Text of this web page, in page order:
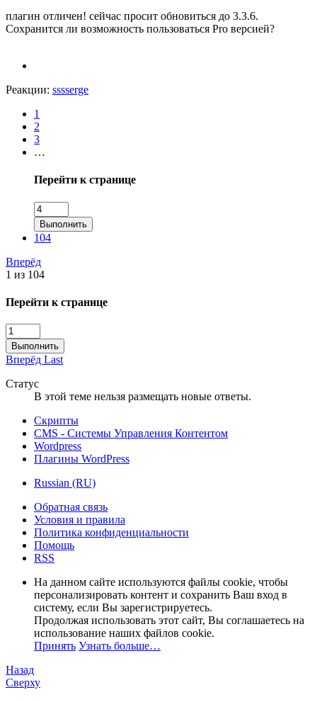
плагин отличен! сейчас просит обновиться до 3.3.6.
Сохранится ли возможность пользоваться Pro версией?
Реакции: sssserge
1
2
3
…
Перейти к странице
Выполнить
104
Вперёд
1 из 104
Перейти к странице
Выполнить
Вперёд Last
Статус
В этой теме нельзя размещать новые ответы.
Скрипты
CMS - Системы Управления Контентом
Wordpress
Плагины WordPress
Russian (RU)
Обратная связь
Условия и правила
Политика конфиденциальности
Помощь
RSS
На данном сайте используются файлы cookie, чтобы
персонализировать контент и сохранить Ваш вход в
систему, если Вы зарегистрируетесь.
Продолжая использовать этот сайт, Вы соглашаетесь на
использование наших файлов cookie.
Принять Узнать больше…
Назад
Сверху